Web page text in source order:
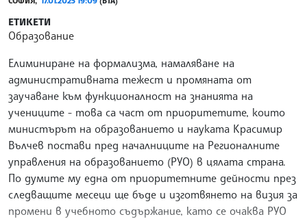
ЕТИКЕТИ
Образование
Елиминиране на формализма, намаляване на
административната тежест и промяната от
заучаване към функционалност на знанията на
учениците - това са част от приоритетите, които
министърът на образованието и науката Красимир
Вълчев постави пред началниците на Регионалните
управления на образованието (РУО) в цялата страна.
По думите му една от приоритетните дейности през
следващите месеци ще бъде и изготвянето на визия за
промени в учебното съдържание, като се очаква РУО